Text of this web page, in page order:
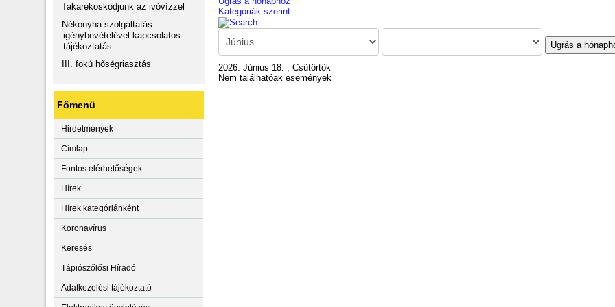
Takarékoskodjunk az ivóvízzel
Nékonyha szolgáltatás
igénybevételével kapcsolatos
tájékoztatás
III. fokú hőségriasztás
Főmenü
Hirdetmények
Címlap
Fontos elérhetőségek
Hírek
Hírek kategóriánként
Koronavírus
Keresés
Tápiószőlősi Híradó
Adatkezelési tájékoztató
Kategóriák szerint
Ugrás a
2026. Június 18. , Csütörtök
Nem találhatóak események